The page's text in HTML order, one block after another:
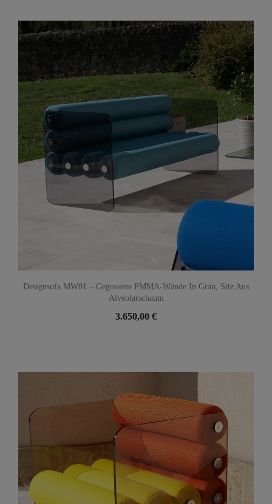
Designsofa MW01 – Gegossene PMMA-Wände In Grau, Sitz Aus
Alveolarschaum
3.650,00 €